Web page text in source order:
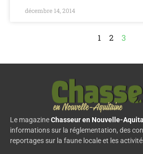
décembre 14, 2014
1 2 3
Le magazineChasseur en Nouvelle-
informations sur la réglementation, des
reportages sur la faune locale et les